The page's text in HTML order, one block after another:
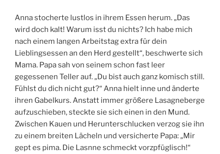
Anna stocherte lustlos in ihrem Essen herum. „Das
wird doch kalt! Warum isst du nichts? Ich habe mich
nach einem langen Arbeitstag extra für dein
Lieblingsessen an den Herd gestellt“, beschwerte sich
Mama. Papa sah von seinem schon fast leer
gegessenen Teller auf. „Du bist auch ganz komisch still.
Fühlst du dich nicht gut?“ Anna hielt inne und änderte
ihren Gabelkurs. Anstatt immer größere Lasagneberge
aufzuschieben, steckte sie sich einen in den Mund.
Zwischen Kauen und Herunterschlucken verzog sie ihn
zu einem breiten Lächeln und versicherte Papa: „Mir
gept es pima. Die Lasnne schmeckt vorzpfüglisch!“